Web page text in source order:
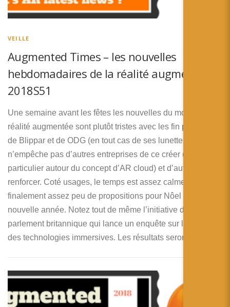
VEILLE
Augmented Times – les nouvelles
hebdomadaires de la réalité augmentée –
2018S51
Une semaine avant les fêtes les nouvelles du monde de la
réalité augmentée sont plutôt tristes avec les fin probable
de Blippar et de ODG (en tout cas de ses lunettes). Cela
n’empêche pas d’autres entreprises de ce créer (en
particulier autour du concept d’AR cloud) et d’autres de se
renforcer. Coté usages, le temps est assez calme et on voit
finalement assez peu de propositions pour Nôel et la
nouvelle année. Notez tout de même l’initiative du
parlement britannique qui lance un enquête sur l’addiction
des technologies immersives. Les résultats seront scrutés !